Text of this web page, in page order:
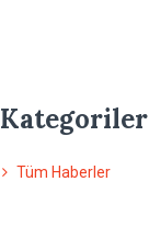
Kategoriler
Tüm Haberler